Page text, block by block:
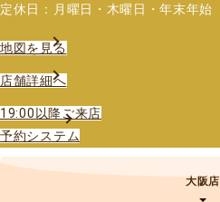
定休日：月曜日・木曜日・年末年始
地図を見る
店舗詳細へ
19:00以降ご来店
予約システム
大阪店